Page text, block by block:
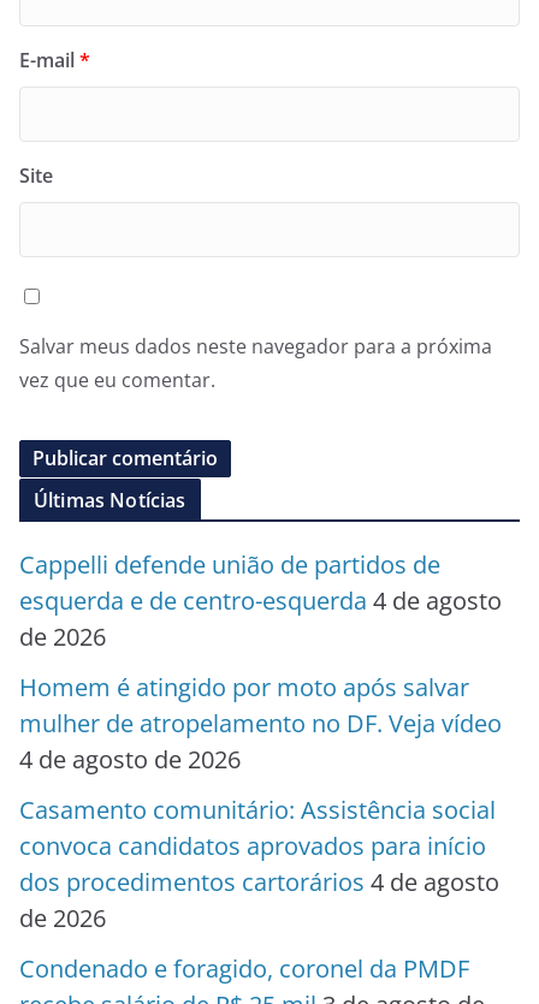
E-mail*
Site
Salvar meus dados neste navegador para a próxima
vez que eu comentar.
Últimas Notícias
Cappelli defende união de partidos de
esquerda e de centro-esquerda 4 de agosto
de 2026
Homem é atingido por moto após salvar
mulher de atropelamento no DF. Veja vídeo
4 de agosto de 2026
Casamento comunitário: Assistência social
convoca candidatos aprovados para início
dos procedimentos cartorários 4 de agosto
de 2026
Condenado e foragido, coronel da PMDF